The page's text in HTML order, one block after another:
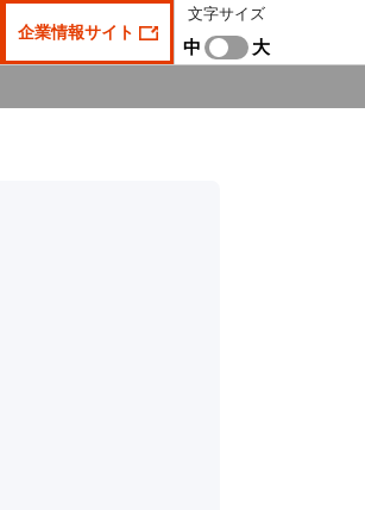
企業情報サイト
文字サイズ
中 大